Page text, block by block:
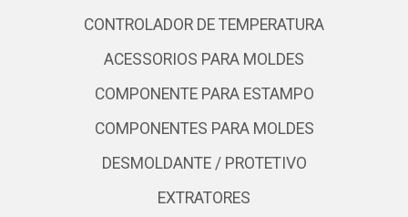
CONTROLADOR DE TEMPERATURA
ACESSORIOS PARA MOLDES
COMPONENTE PARA ESTAMPO
COMPONENTES PARA MOLDES
DESMOLDANTE / PROTETIVO
EXTRATORES